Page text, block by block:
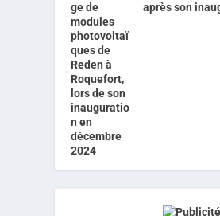
après son